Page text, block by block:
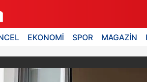
EKONOMİ SPOR MAGAZİN